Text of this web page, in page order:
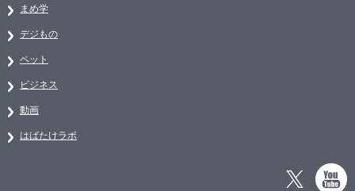
まめ学
デジもの
ペット
ビジネス
動画
はばたけラボ